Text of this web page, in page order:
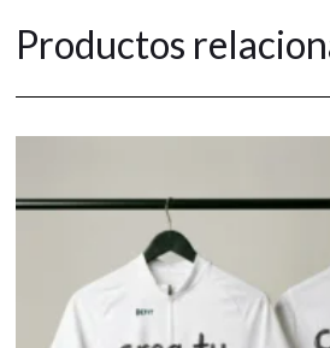
Productos